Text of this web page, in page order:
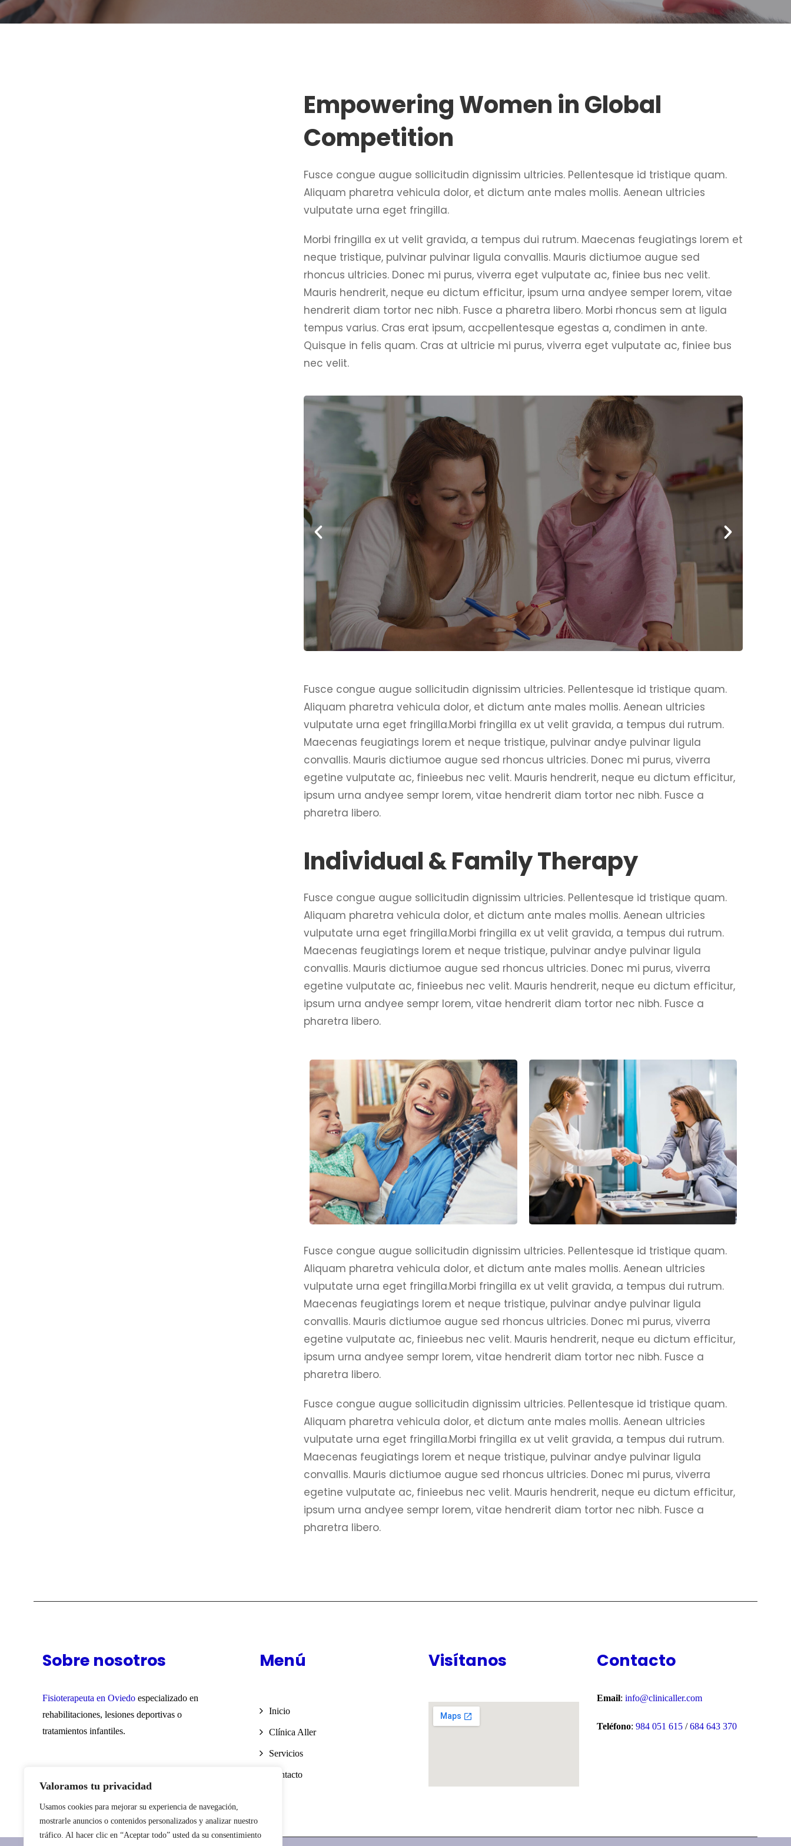
Valoramos tu privacidad
Usamos cookies para mejorar su experiencia de navegación,
mostrarle anuncios o contenidos personalizados y analizar nuestro
tráfico. Al hacer clic en “Aceptar todo” usted da su consentimiento
Empowering Women in Global
Competition
Fusce congue augue sollicitudin dignissim ultricies. Pellentesque id tristique quam.
Aliquam pharetra vehicula dolor, et dictum ante males mollis. Aenean ultricies
vulputate urna eget fringilla.
Morbi fringilla ex ut velit gravida, a tempus dui rutrum. Maecenas feugiatings lorem et
neque tristique, pulvinar pulvinar ligula convallis. Mauris dictiumoe augue sed
rhoncus ultricies. Donec mi purus, viverra eget vulputate ac, finiee bus nec velit.
Mauris hendrerit, neque eu dictum efficitur, ipsum urna andyee semper lorem, vitae
hendrerit diam tortor nec nibh. Fusce a pharetra libero. Morbi rhoncus sem at ligula
tempus varius. Cras erat ipsum, accpellentesque egestas a, condimen in ante.
Quisque in felis quam. Cras at ultricie mi purus, viverra eget vulputate ac, finiee bus
nec velit.
Fusce congue augue sollicitudin dignissim ultricies. Pellentesque id tristique quam.
Aliquam pharetra vehicula dolor, et dictum ante males mollis. Aenean ultricies
vulputate urna eget fringilla.Morbi fringilla ex ut velit gravida, a tempus dui rutrum.
Maecenas feugiatings lorem et neque tristique, pulvinar andye pulvinar ligula
convallis. Mauris dictiumoe augue sed rhoncus ultricies. Donec mi purus, viverra
egetine vulputate ac, finieebus nec velit. Mauris hendrerit, neque eu dictum efficitur,
ipsum urna andyee sempr lorem, vitae hendrerit diam tortor nec nibh. Fusce a
pharetra libero.
Individual & Family Therapy
Fusce congue augue sollicitudin dignissim ultricies. Pellentesque id tristique quam.
Aliquam pharetra vehicula dolor, et dictum ante males mollis. Aenean ultricies
vulputate urna eget fringilla.Morbi fringilla ex ut velit gravida, a tempus dui rutrum.
Maecenas feugiatings lorem et neque tristique, pulvinar andye pulvinar ligula
convallis. Mauris dictiumoe augue sed rhoncus ultricies. Donec mi purus, viverra
egetine vulputate ac, finieebus nec velit. Mauris hendrerit, neque eu dictum efficitur,
ipsum urna andyee sempr lorem, vitae hendrerit diam tortor nec nibh. Fusce a
pharetra libero.
Fusce congue augue sollicitudin dignissim ultricies. Pellentesque id tristique quam.
Aliquam pharetra vehicula dolor, et dictum ante males mollis. Aenean ultricies
vulputate urna eget fringilla.Morbi fringilla ex ut velit gravida, a tempus dui rutrum.
Maecenas feugiatings lorem et neque tristique, pulvinar andye pulvinar ligula
convallis. Mauris dictiumoe augue sed rhoncus ultricies. Donec mi purus, viverra
egetine vulputate ac, finieebus nec velit. Mauris hendrerit, neque eu dictum efficitur,
ipsum urna andyee sempr lorem, vitae hendrerit diam tortor nec nibh. Fusce a
pharetra libero.
Fusce congue augue sollicitudin dignissim ultricies. Pellentesque id tristique quam.
Aliquam pharetra vehicula dolor, et dictum ante males mollis. Aenean ultricies
vulputate urna eget fringilla.Morbi fringilla ex ut velit gravida, a tempus dui rutrum.
Maecenas feugiatings lorem et neque tristique, pulvinar andye pulvinar ligula
convallis. Mauris dictiumoe augue sed rhoncus ultricies. Donec mi purus, viverra
egetine vulputate ac, finieebus nec velit. Mauris hendrerit, neque eu dictum efficitur,
ipsum urna andyee sempr lorem, vitae hendrerit diam tortor nec nibh. Fusce a
pharetra libero.
Sobre nosotros
Fisioterapeuta en Oviedo especializado en
rehabilitaciones, lesiones deportivas o
tratamientos infantiles.
Menú
Inicio
Clínica Aller
Servicios
Contacto
Visítanos Contacto
Email:info@clinicaller.com
Teléfono:984 051 615/684 643 370